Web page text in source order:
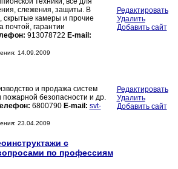
слежения, защиты. В
скрытые камеры и прочие
почтой, гарантии
913078722 E-mail:
14.09.2009
Редактировать
Удалить
Добавить сайт
и продажа систем
пожарной безопасности и др.
6800790 E-mail: svt-
23.04.2009
Редактировать
Удалить
Добавить сайт
с
по профессиям